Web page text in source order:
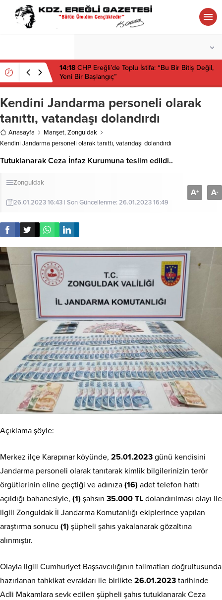
14:18 CHP Ereğli’de Toplu İstifa: “Bu Bir Bitiş Değil,
Yeni Bir Başlangıç”
Kendini Jandarma personeli olarak
tanıttı, vatandaşı dolandırdı
Anasayfa Manşet,Zonguldak
Kendini Jandarma personeli olarak tanıttı, vatandaşı dolandırdı
Tutuklanarak Ceza İnfaz Kurumuna teslim edildi..
Zonguldak
26.01.2023 16:43 | Son Güncellenme: 26.01.2023 16:49
A+ A-
Açıklama şöyle:
Merkez ilçe Karapınar köyünde, 25.01.2023 günü kendisini
Jandarma personeli olarak tanıtarak kimlik bilgilerinizin terör
örgütlerinin eline geçtiği ve adınıza (16) adet telefon hattı
açıldığı bahanesiyle, (1) şahsın 35.000 TL dolandırılması olayı ile
ilgili Zonguldak İl Jandarma Komutanlığı ekiplerince yapılan
araştırma sonucu (1) şüpheli şahıs yakalanarak gözaltına
alınmıştır.
Olayla ilgili Cumhuriyet Başsavcılığının talimatları doğrultusunda
hazırlanan tahkikat evrakları ile birlikte 26.01.2023 tarihinde
Adli Makamlara sevk edilen şüpheli şahıs tutuklanarak Ceza